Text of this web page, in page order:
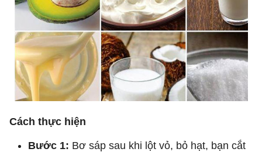
Cách thực hiện
Bước 1: Bơ sáp sau khi lột vỏ, bỏ hạt, bạn cắt